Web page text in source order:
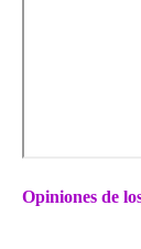
Opiniones de